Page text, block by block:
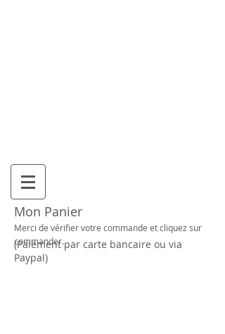
Mon Panier
Merci de vérifier votre commande et cliquez sur
commander.
(Paiement par carte bancaire ou via
Paypal)